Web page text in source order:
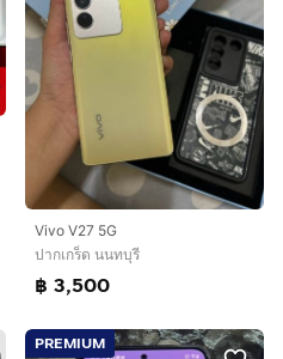
Vivo V27 5G
ปากเกร็ด นนทบุรี
฿ 3,500
PREMIUM